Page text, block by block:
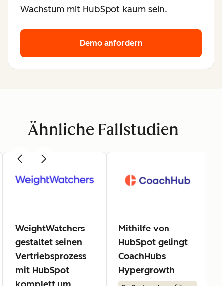
Wachstum mit HubSpot kaum sein.
Demo anfordern
Ähnliche Fallstudien
WeightWatchers
gestaltet seinen
Vertriebsprozess
mit HubSpot
Mithilfe von
HubSpot gelingt
CoachHubs
Hypergrowth